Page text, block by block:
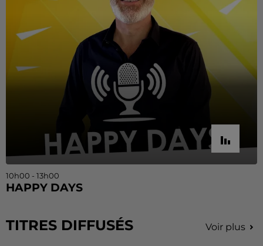
10h00 - 13h00
HAPPY DAYS
TITRES DIFFUSÉS Voir plus